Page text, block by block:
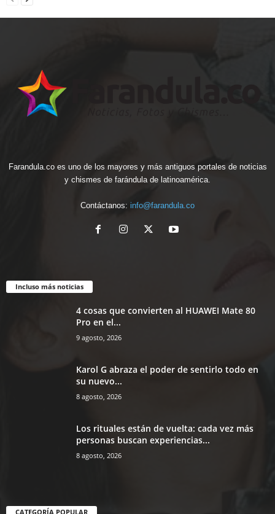
Farandula.co es uno de los mayores y más antiguos portales de noticias
y chismes de farándula de latinoamérica.
Contáctanos: info@farandula.co
Incluso más noticias
4 cosas que convierten al HUAWEI Mate 80
Pro en el...
9 agosto, 2026
Karol G abraza el poder de sentirlo todo en
su nuevo...
8 agosto, 2026
Los rituales están de vuelta: cada vez más
personas buscan experiencias...
8 agosto, 2026
CATEGORÍA POPULAR